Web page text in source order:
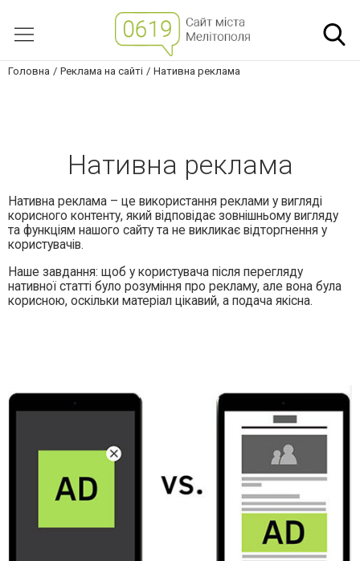
Головна Реклама на сайті Нативна реклама
Нативна реклама
Нативна реклама – це використання реклами у вигляді
корисного контенту, який відповідає зовнішньому вигляду
та функціям нашого сайту та не викликає відторгнення у
користувачів.
Наше завдання: щоб у користувача після перегляду
нативної статті було розуміння про рекламу, але вона була
корисною, оскільки матеріал цікавий, а подача якісна.